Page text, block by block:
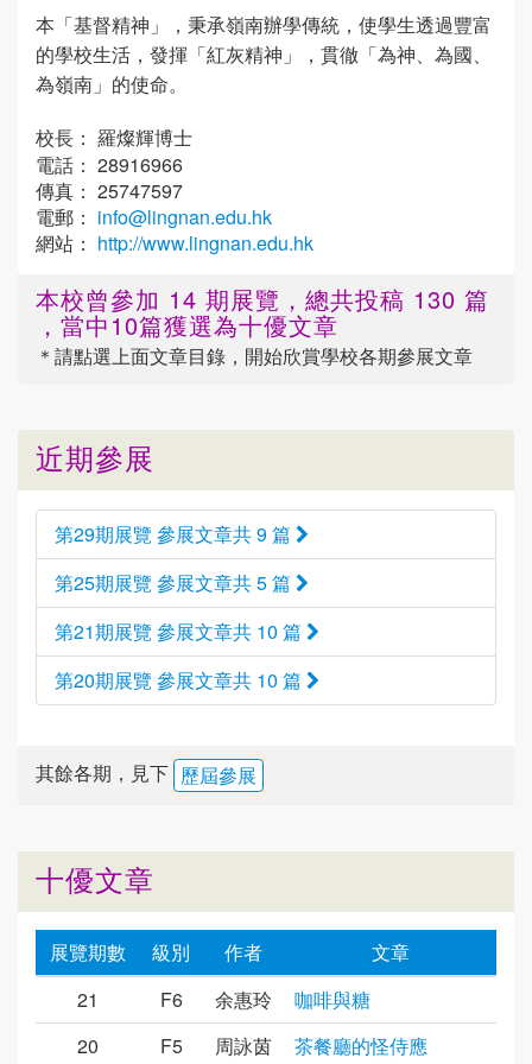
本「基督精神」，秉承嶺南辦學傳統，使學生透過豐富
的學校生活，發揮「紅灰精神」，貫徹「為神、為國、
為嶺南」的使命。
校長： 羅燦輝博士
電話： 28916966
傳真： 25747597
電郵： info@lingnan.edu.hk
網站： http://www.lingnan.edu.hk
本校曾參加 14 期展覽，總共投稿 130 篇
，當中10篇獲選為十優文章
＊請點選上面文章目錄，開始欣賞學校各期參展文章
近期參展
第29期展覽 參展文章共 9 篇
第25期展覽 參展文章共 5 篇
第21期展覽 參展文章共 10 篇
第20期展覽 參展文章共 10 篇
其餘各期，見下 歷屆參展
十優文章
展覽期數 級別 作者
文章
21
F6 余惠玲
咖啡與糖
20
F5 周詠茵
茶餐廳的怪侍應